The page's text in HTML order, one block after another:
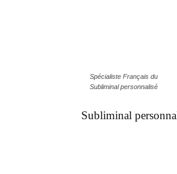
Spécialiste Français du
Subliminal personnalisé
Subliminal